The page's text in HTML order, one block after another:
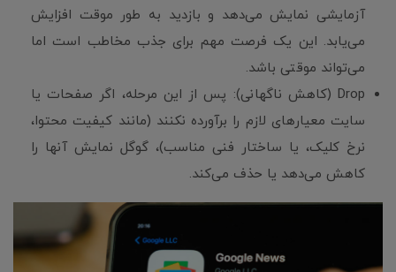
آزمایشی نمایش می‌دهد و بازدید به طور موقت افزایش
می‌یابد. این یک فرصت مهم برای جذب مخاطب است اما
می‌تواند موقتی باشد.
Drop (کاهش ناگهانی): پس از این مرحله، اگر صفحات یا
سایت معیارهای لازم را برآورده نکنند (مانند کیفیت محتوا،
نرخ کلیک، یا ساختار فنی مناسب)، گوگل نمایش آنها را
کاهش می‌دهد یا حذف می‌کند.